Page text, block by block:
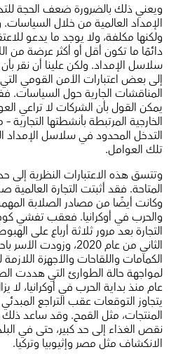
ويعني ذلك بالضرورة ضعف الحجة
الإمداد العالمية من خلال
ولكنها مكلفة، ولا يوجد ما يدعو
دائمًا ما تكون أقل أو أكثر عرضة من
سلاسل الإمداد. ولكن علينا أن نقر
إلى بعض اعتبارات الأمن القومي التي
المناقشات الجارية حول
يمكن القول بأن الشركات لا تراعي
الخارجية المرتبطة بأنشطتها التجارية
التدخل المحدود في سلاسل الإمداد
تلك العوامل.
وتتسق هذه الاعتبارات النظرية إلى
المتاحة. فقد أثبتت التجارة
وكانت أيضًا من مصادر الصلابة المهمة
التجارة بعد مرور ثلاثة أرباع على
الثاني من عام 2020، وزودت
الكمامات واللقاحات والأجهزة
لمواجهة حالة الطوارئ التي هددت
عام منذ بداية الحرب في أوكرانيا، لا
يتجاوز التوقعات عقب التراجع
المنتجات، مثل القمح. وقد ساعد
نقص الغذاء إلى حد كبير، حتى في
الانكشاف مثل مصر وإثيوبيا وتركيا.